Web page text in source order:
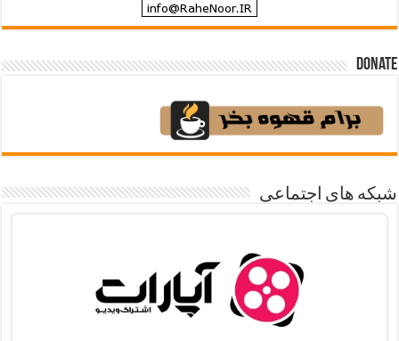
Donate
شبکه های اجتماعی